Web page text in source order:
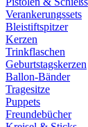
Verankerungssets
Bleistiftspitzer
Kerzen
Trinkflaschen
Geburtstagskerzen
Ballon-Bänder
Tragesitze
Puppets
Freundebücher